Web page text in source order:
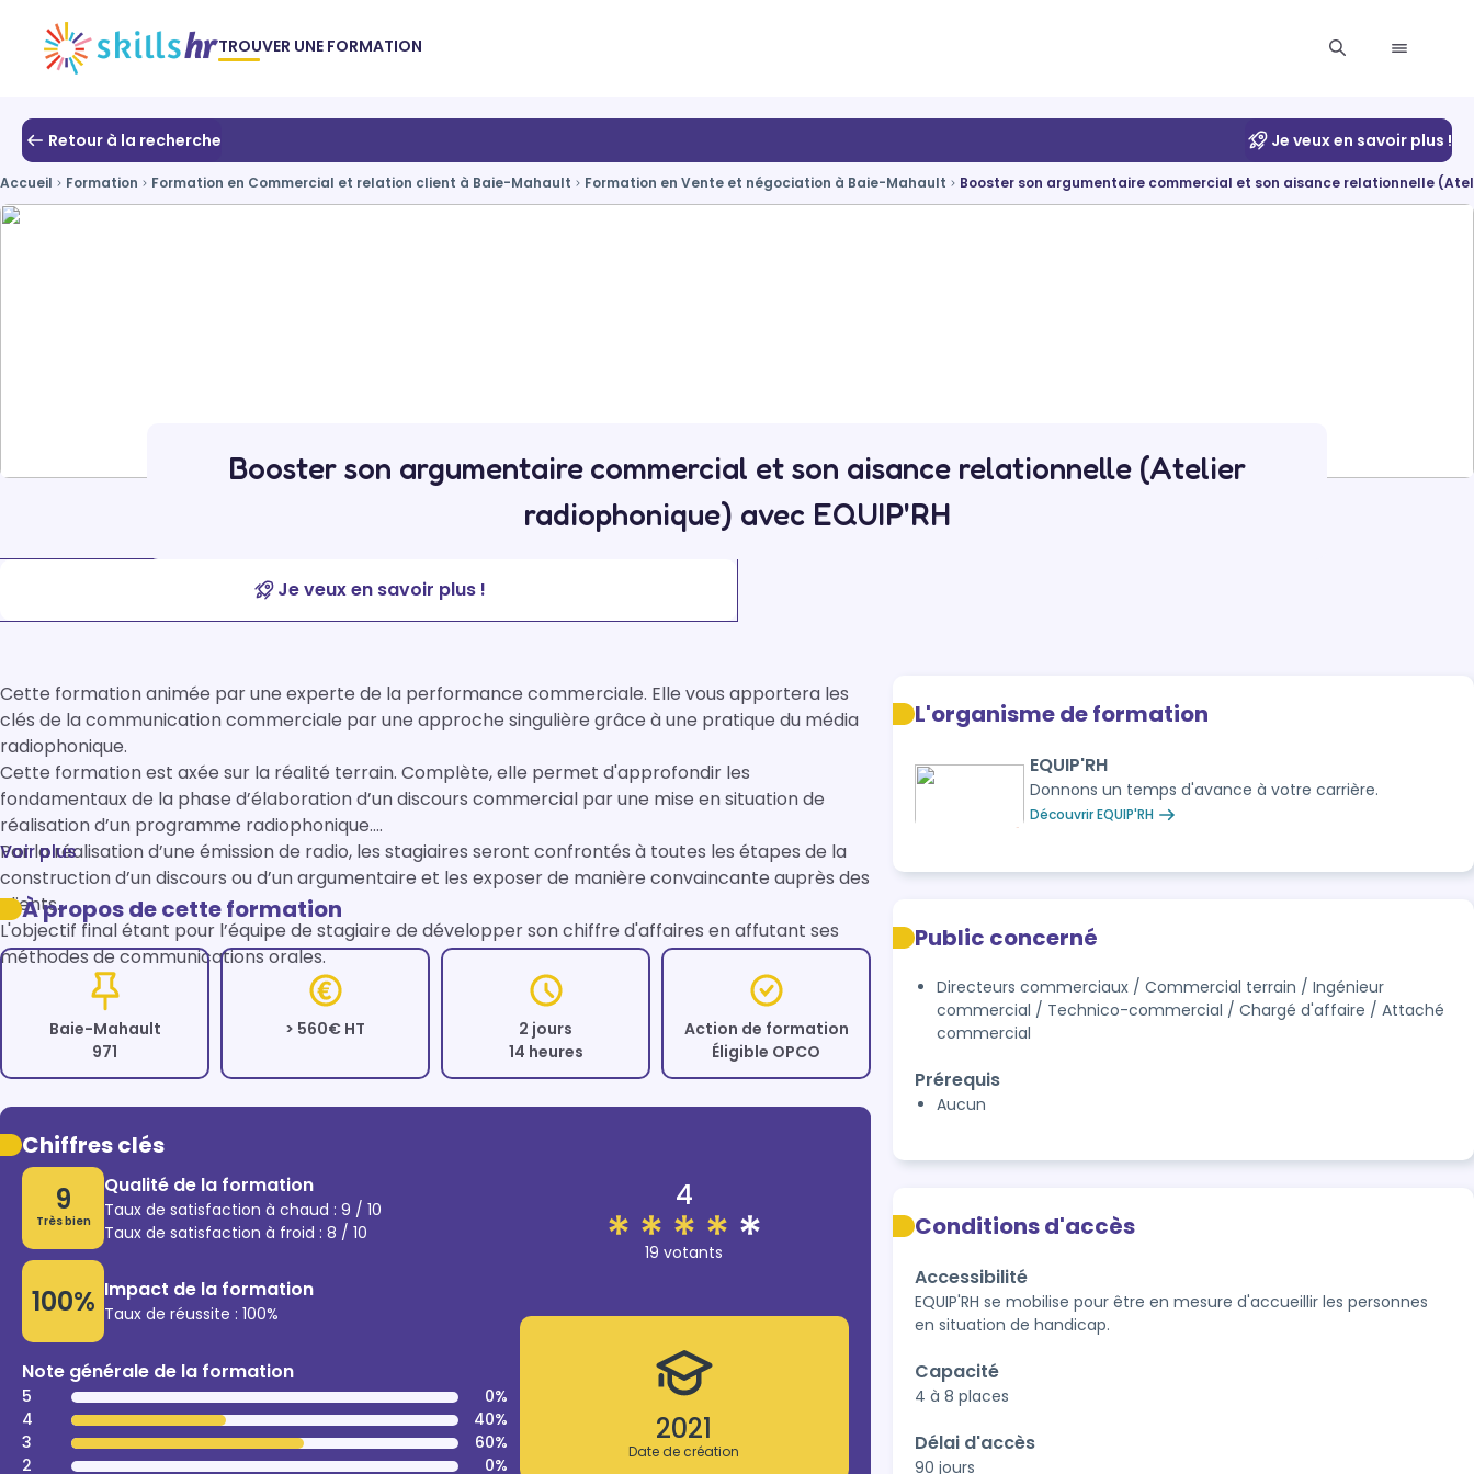
TROUVER UNE FORMATION
Retour à la recherche Je veux en savoir plus !
Accueil Formation Formation en Commercial et relation client à Baie-Mahault Formation en Vente et négociation à Baie-Mahault Booster son argumentaire commercial et son aisance relationnelle
Booster son argumentaire commercial et son aisance relationnelle (Atelier
radiophonique) avec EQUIP'RH
Je veux en savoir plus !
Cette formation animée par une experte de la performance commerciale. Elle vous apportera les
clés de la communication commerciale par une approche singulière grâce à une pratique du média
radiophonique.
Cette formation est axée sur la réalité terrain. Complète, elle permet d'approfondir les
fondamentaux de la phase d’élaboration d’un discours commercial par une mise en situation de
réalisation d’un programme radiophonique.
Par la réalisation d’une émission de radio, les stagiaires seront confrontés à toutes les étapes de la
construction d’un discours ou d’un argumentaire et les exposer de manière convaincante auprès des
clients.
L'objectif final étant pour l’équipe de stagiaire de développer son chiffre d'affaires en affutant ses
méthodes de communications orales.
Voir plus
À propos de cette formation
Baie-Mahault
971
> 560€ HT
2 jours
14 heures
Action de formation
Éligible OPCO
Chiffres clés
9
Très bien
Qualité de la formation
Taux de satisfaction à chaud : 9 / 10
Taux de satisfaction à froid : 8 / 10
100% Impact de la formation
Taux de réussite : 100%
Note générale de la formation
5
0%
4
40%
3
60%
2
0%
4
19 votants
2021
Date de création
L'organisme de formation
EQUIP'RH
Donnons un temps d'avance à votre carrière.
Découvrir EQUIP'RH
Public concerné
Directeurs commerciaux / Commercial terrain / Ingénieur
commercial / Technico-commercial / Chargé d'affaire / Attaché
commercial
Prérequis
Aucun
Conditions d'accès
Accessibilité
EQUIP'RH se mobilise pour être en mesure d'accueillir les personnes
en situation de handicap.
Capacité
4 à 8 places
Délai d'accès
90 jours